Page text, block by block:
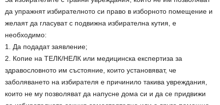
да упражнят избирателното си право в изборното помещение и
желаят да гласуват с подвижна избирателна кутия, е
необходимо:
1. Да подадат заявление;
2. Копие на ТЕЛК/НЕЛК или медицинска експертиза за
здравословното им състояние, които установяват, че
заболяването на избирателя е причинило такива увреждания,
които не му позволяват да напусне дома си и да се придвижи